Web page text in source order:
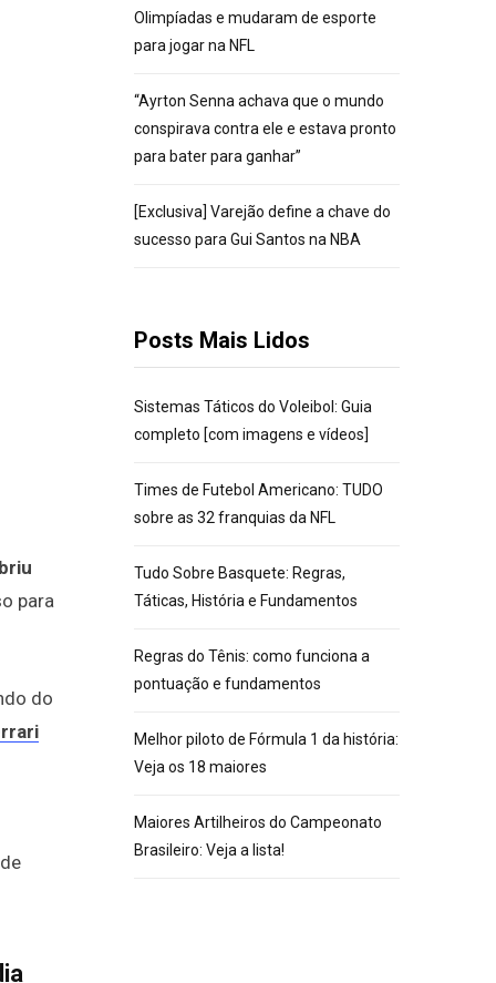
para
do
Olimpíadas e mudaram de esporte
para jogar na NFL
“Ayrton Senna achava que o mundo
conspirava contra ele e estava pronto
para bater para ganhar”
[Exclusiva] Varejão define a chave do
sucesso para Gui Santos na NBA
Posts Mais Lidos
Sistemas Táticos do Voleibol: Guia
completo [com imagens e vídeos]
Times de Futebol Americano: TUDO
sobre as 32 franquias da NFL
Tudo Sobre Basquete: Regras,
Táticas, História e Fundamentos
Regras do Tênis: como funciona a
pontuação e fundamentos
Melhor piloto de Fórmula 1 da história:
Veja os 18 maiores
Maiores Artilheiros do Campeonato
Brasileiro: Veja a lista!